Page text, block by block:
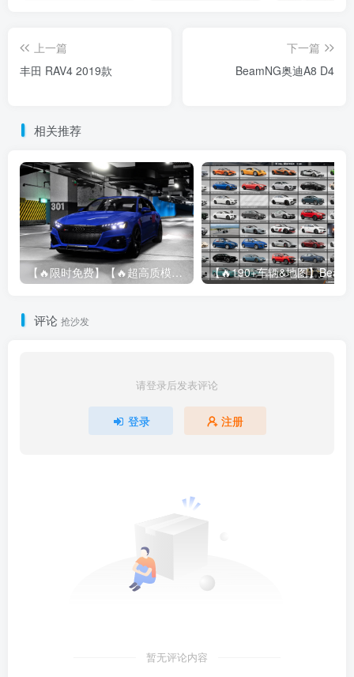
上一篇
丰田 RAV4 2019款
下一篇
BeamNG奥迪A8 D4
相关推荐
【🔥限时免费】【🔥超高质模组】2022 奥迪 A4/S4/RS4 Avant 2.61
评论 抢沙发
请登录后发表评论
登录 注册
暂无评论内容